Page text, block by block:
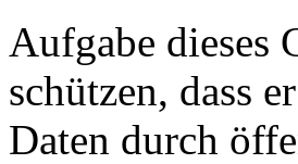
Aufgabe dieses
schützen, dass
Daten durch